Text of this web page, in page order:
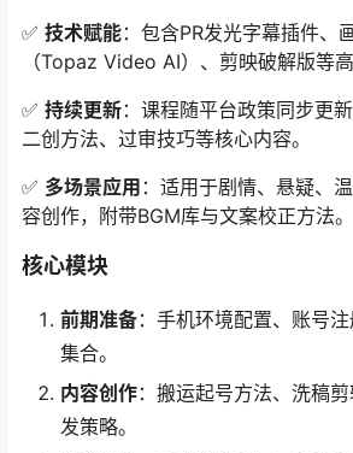
✅ 技术赋能：包含PR发光字幕插件、
（Topaz Video AI）、剪映破解版等高
✅ 持续更新：课程随平台政策同步更
二创方法、过审技巧等核心内容。
✅ 多场景应用 ：适用于剧情、悬疑、
容创作，附带BGM库与文案校正方法。
核心模块
前期准备：手机环境配置、账号
集合。
内容创作：搬运起号方法、洗稿
发策略。